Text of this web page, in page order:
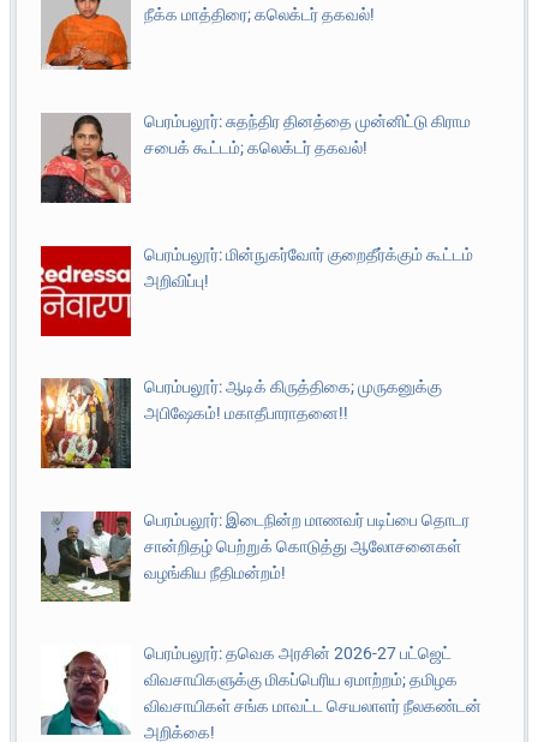
நீக்க மாத்திரை; கலெக்டர் தகவல்!
பெரம்பலூர்: சுதந்திர தினத்தை முன்னிட்டு கிராம
சபைக் கூட்டம்; கலெக்டர் தகவல்!
பெரம்பலூர்: மின்நுகர்வோர் குறைதீர்க்கும் கூட்டம்
அறிவிப்பு!
பெரம்பலூர்: ஆடிக் கிருத்திகை; முருகனுக்கு
அபிஷேகம்! மகாதீபாராதனை!!
பெரம்பலூர்: இடைநின்ற மாணவர் படிப்பை தொடர
சான்றிதழ் பெற்றுக் கொடுத்து ஆலோசனைகள்
வழங்கிய நீதிமன்றம்!
பெரம்பலூர்: தவெக அரசின் 2026-27 பட்ஜெட்
விவசாயிகளுக்கு மிகப்பெரிய ஏமாற்றம்; தமிழக
விவசாயிகள் சங்க மாவட்ட செயலாளர் நீலகண்டன்
அறிக்கை!